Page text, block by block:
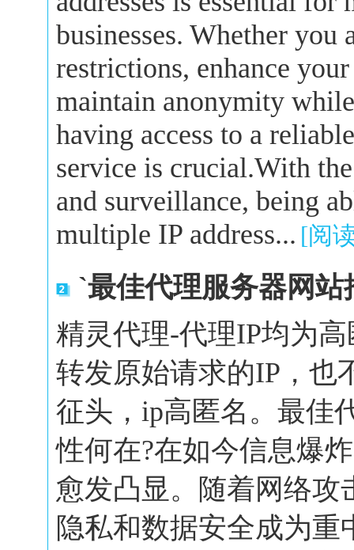
businesses. Whether you
restrictions, enhance
maintain anonymity
having access to a
service is crucial.With
and surveillance, being
multiple IP address... [阅
`最佳代理服务器网
精灵代理-代理IP均为
转发原始请求的IP，也
征头，ip高匿名。最佳
性何在?在如今信息爆
愈发凸显。随着网络攻
隐私和数据安全成为